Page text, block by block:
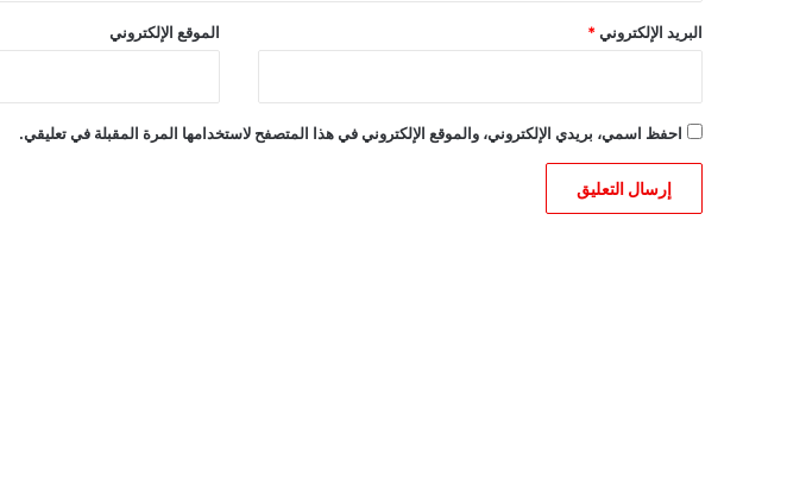
البريد الإلكتروني * الموقع الإلكتروني
احفظ اسمي، بريدي الإلكتروني، والموقع الإلكتروني في هذا المتصفح لاستخدامها المرة المقبلة في تعليقي.